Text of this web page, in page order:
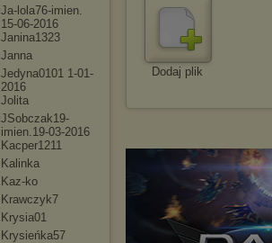
Ja-lola76-imien.
15-06-2016
Janina1323
Janna
Jedyna0101 1-01-
2016
Jolita
JSobczak19-
imien.19-03-2016
Kacper1211
Kalinka
Kaz-ko
Krawczyk7
Krysia01
Krysieńka57
Dodaj plik